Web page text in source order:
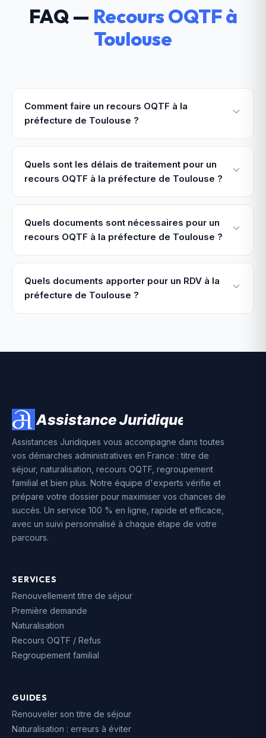
FAQ — Recours OQTFà
Toulouse
Comment faire un recours OQTF à la
préfecture de Toulouse ?
Quels sont les délais de traitement pour un
recours OQTF à la préfecture de Toulouse ?
Quels documents sont nécessaires pour un
recours OQTF à la préfecture de Toulouse ?
Quels documents apporter pour un RDV à la
préfecture de Toulouse ?
Assistances Juridiques vous accompagne dans toutes
vos démarches administratives en France : titre de
séjour, naturalisation, recours OQTF, regroupement
familial et bien plus. Notre équipe d'experts vérifie et
prépare votre dossier pour maximiser vos chances de
succès. Un service 100 % en ligne, rapide et efficace,
avec un suivi personnalisé à chaque étape de votre
parcours.
SERVICES
Renouvellement titre de séjour
Première demande
Naturalisation
Recours OQTF / Refus
Regroupement familial
GUIDES
Renouveler son titre de séjour
Naturalisation : erreurs à éviter